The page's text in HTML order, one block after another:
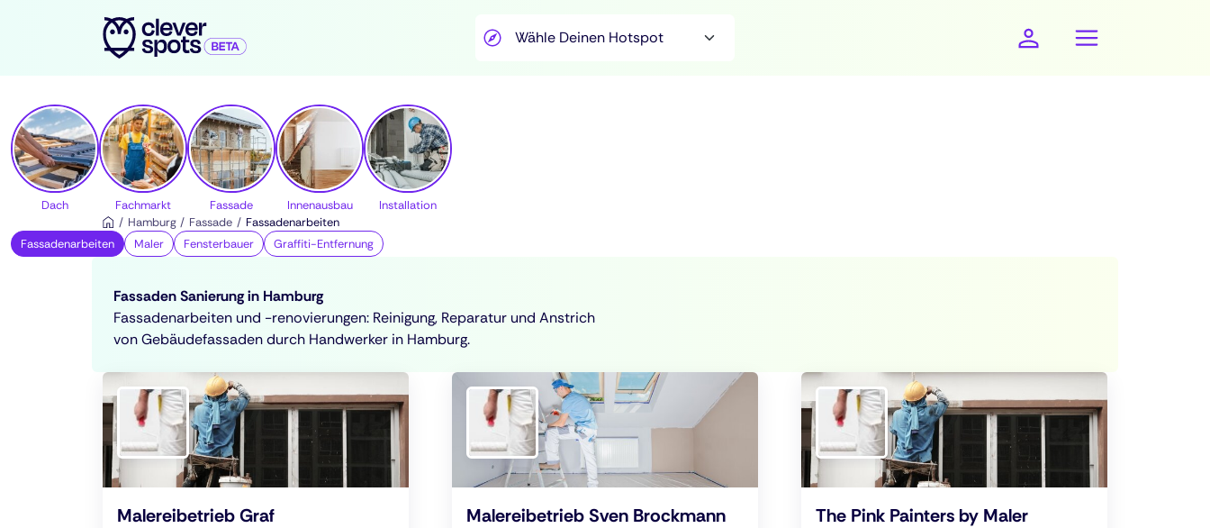
cleverspots - Handwerker
Dach Fachmarkt Fassade Innenausbau
Installation
Hamburg
Fassade
Fassadenarbeiten
Fassadenarbeiten
Maler Fensterbauer Graffiti-Entfernung
Fassaden Sanierung in Hamburg
Fassadenarbeiten und -renovierungen: Reinigung, Reparatur und Anstrich
von Gebäudefassaden durch Handwerker in Hamburg.
Malereibetrieb Graf Malereibetrieb Sven Brockmann
The Pink Painters by Maler